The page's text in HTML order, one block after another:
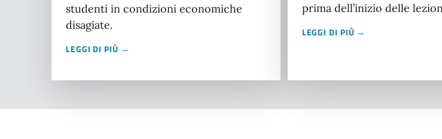
studenti in condizioni economiche
disagiate.
LEGGI DI PIÙ →
prima dell’inizio delle
LEGGI DI PIÙ →